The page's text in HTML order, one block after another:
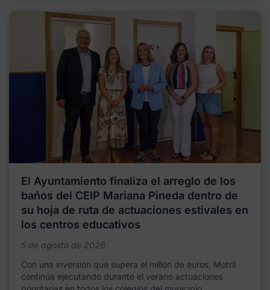
El Ayuntamiento finaliza el arreglo de los
baños del CEIP Mariana Pineda dentro de
su hoja de ruta de actuaciones estivales en
los centros educativos
5 de agosto de 2026
Con una inversión que supera el millón de euros, Motril
continúa ejecutando durante el verano actuaciones